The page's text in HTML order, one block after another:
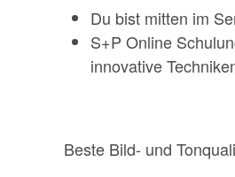
Du bist mitten im
S+P Online
innovative
Beste Bild- und